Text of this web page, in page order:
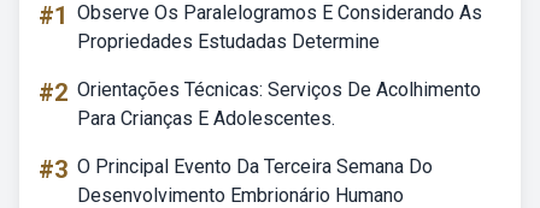
#1 Observe Os Paralelogramos E Considerando As
Propriedades Estudadas Determine
#2 Orientações Técnicas: Serviços De Acolhimento
Para Crianças E Adolescentes.
#3 O Principal Evento Da Terceira Semana Do
Desenvolvimento Embrionário Humano